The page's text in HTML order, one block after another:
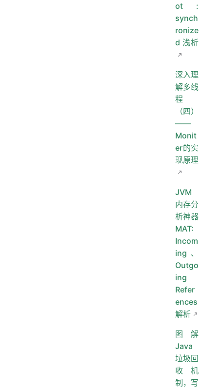
ot :
synch
ronize
d 浅析
深入理
解多线
程
（四）
——
Monit
er的实
现原理
JVM
内存分
析神器
MAT:
Incom
ing、
Outgo
ing
Refer
ences
解析
图解
Java
垃圾回
收机
制，写